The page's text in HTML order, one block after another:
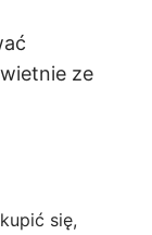
ze
się,